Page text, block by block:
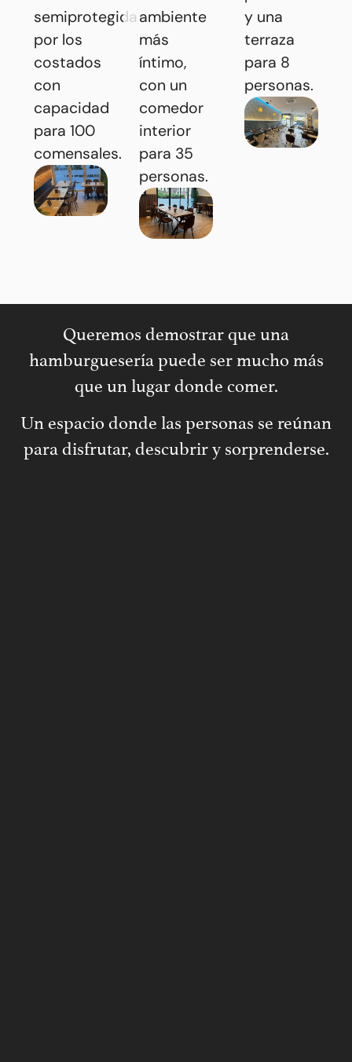
semiprotegida
por los
costados
con
capacidad
para 100
comensales.
ambiente
más
íntimo,
con un
comedor
interior
para 35
personas.
y una
terraza
para 8
personas.
Queremos demostrar que una
hamburguesería puede ser mucho más
que un lugar donde comer.
Un espacio donde las personas se reúnan
para disfrutar, descubrir y sorprenderse.